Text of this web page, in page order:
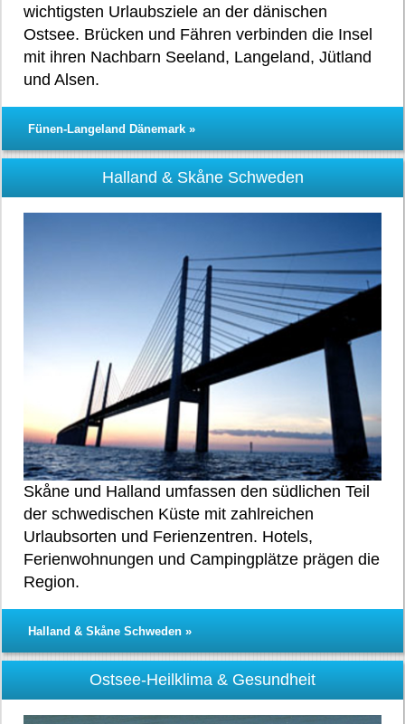
wichtigsten Urlaubsziele an der dänischen
Ostsee. Brücken und Fähren verbinden die Insel
mit ihren Nachbarn Seeland, Langeland, Jütland
und Alsen.
Fünen-Langeland Dänemark »
Halland & Skåne Schweden
Skåne und Halland umfassen den südlichen Teil
der schwedischen Küste mit zahlreichen
Urlaubsorten und Ferienzentren. Hotels,
Ferienwohnungen und Campingplätze prägen die
Region.
Halland & Skåne Schweden »
Ostsee-Heilklima & Gesundheit